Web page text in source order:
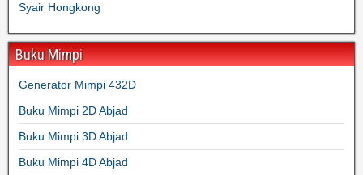
Syair Hongkong
Buku Mimpi
Generator Mimpi 432D
Buku Mimpi 2D Abjad
Buku Mimpi 3D Abjad
Buku Mimpi 4D Abjad